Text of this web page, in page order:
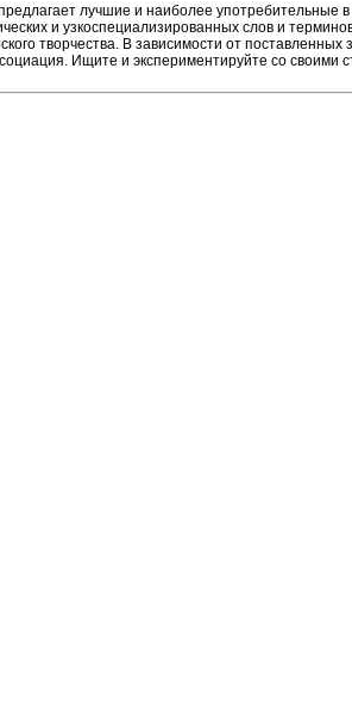
лучшие и наиболее употребительные
и узкоспециализированных слов и
творчества. В зависимости от
Ищите и экспериментируйте со своими